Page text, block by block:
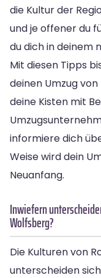
die Kultur der
und je offener du
du dich in deinem
Mit diesen Tipps
deinen Umzug
deine Kisten mit
informiere dich
Weise wird dein
Neuanfang.
Inwiefern
Wolfsberg?
Die Kulturen von
unterscheiden